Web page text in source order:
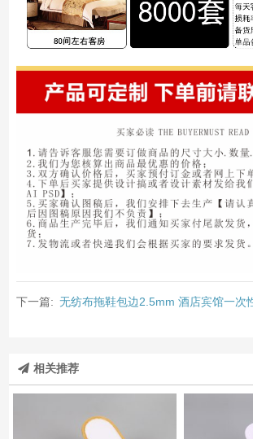
下一篇: 无纺布拖鞋包边2.5mm 酒店宾馆一次
相关推荐